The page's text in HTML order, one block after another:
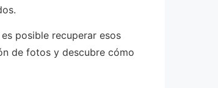
posible recuperar esos
de fotos y descubre cómo